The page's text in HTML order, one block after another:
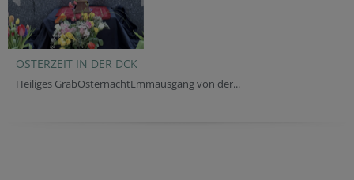
OSTERZEIT IN DER DCK
Heiliges GrabOsternachtEmmausgang von der...